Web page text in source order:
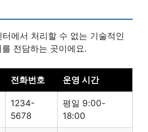
에서 처리할 수 없는 기술적인
전담하는 곳이에요.
전화번호 운영 시간
1234-
5678
평일 9:00-
18:00